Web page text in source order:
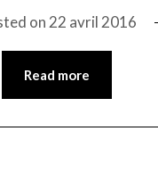
on 22 avril 2016
Read more